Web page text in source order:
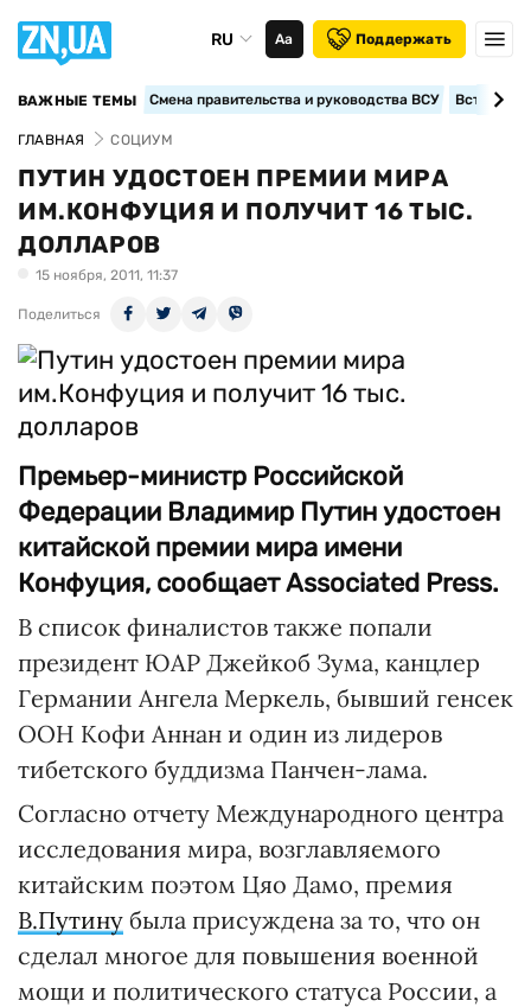
RU Аа Поддержать
ВАЖНЫЕ ТЕМЫ Смена правительства и руководства ВСУ
ГЛАВНАЯ СОЦИУМ
ПУТИН УДОСТОЕН ПРЕМИИ МИРА
ИМ.КОНФУЦИЯ И ПОЛУЧИТ 16 ТЫС.
ДОЛЛАРОВ
15 ноября, 2011, 11:37
Поделиться
Премьер-министр Российской
Федерации Владимир Путин удостоен
китайской премии мира имени
Конфуция, сообщает Associated Press.
В список финалистов также попали
президент ЮАР Джейкоб Зума, канцлер
Германии Ангела Меркель, бывший генсек
ООН Кофи Аннан и один из лидеров
тибетского буддизма Панчен-лама.
Согласно отчету Международного центра
исследования мира, возглавляемого
китайским поэтом Цяо Дамо, премия
В.Путину была присуждена за то, что он
сделал многое для повышения военной
мощи и политического статуса России, а